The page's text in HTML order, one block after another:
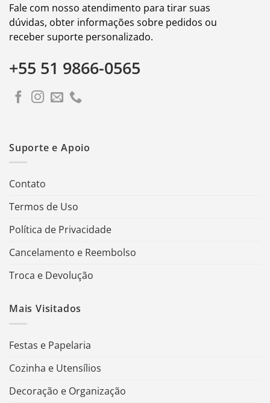
Fale com nosso atendimento para tirar suas
dúvidas, obter informações sobre pedidos ou
receber suporte personalizado.
+55 51 9866-0565
Suporte e Apoio
Contato
Termos de Uso
Política de Privacidade
Cancelamento e Reembolso
Troca e Devolução
Mais Visitados
Festas e Papelaria
Cozinha e Utensílios
Decoração e Organização